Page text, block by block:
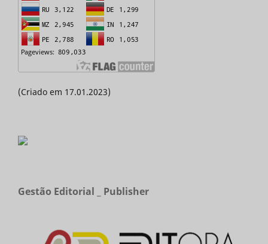
(Criado em 17.01.2023)
Gestão Editorial _ Publisher